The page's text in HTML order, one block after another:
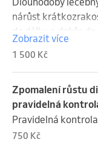
nárůst
do dálky a dobře
krátkozrakost.
je znaménko
předpisu.
Délka vstupního
minutami.
Pokud se Vám
zavolejte nám
Zobrazit více
1 500 Kč
Zpomalení růstu
pravidelná
Pravidelná
750 Kč